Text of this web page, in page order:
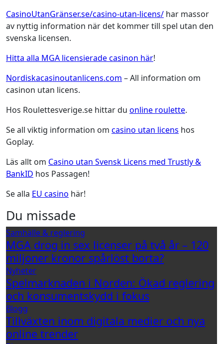
CasinoUtanGränser.se/casino-utan-licens/ har massor
av nyttig information när det kommer till spel utan den
svenska licensen.
Hitta alla MGA licensierade casinon här!
Nordiskacasinoutanlicens.com – All information om
casinon utan licens.
Hos Roulettesverige.se hittar du online roulette.
Se all viktig information om casino utan licens hos
Goplay.
Läs allt om Casino utan Svensk Licens med Trustly &
BankID hos Passagen!
Se alla EU casino här!
Du missade
Samhälle & reglering
MGA drog in sex licenser på två år – 120
miljoner kronor spårlöst borta?
Nyheter
Spelmarknaden i Norden: Ökad reglering
och konsumentskydd i fokus
Blogg
Tillväxten inom digitala medier och nya
online trender